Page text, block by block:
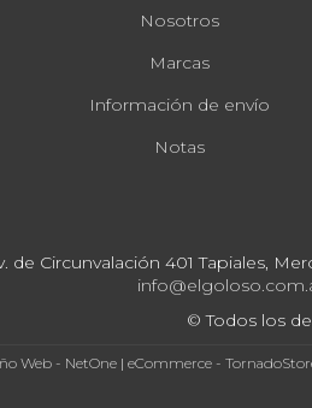
Nosotros
Marcas
Información de envío
Notas
Circunvalación 401 Tapiales,
© Todos los
Web - NetOne| eCommerce -